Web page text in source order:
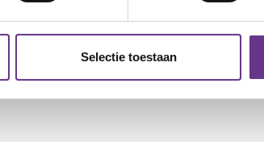
Selectie toestaan
spin, is een chaos voor een